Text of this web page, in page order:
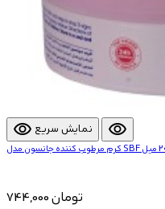
visibility نمایش سریع visibility
744,000 تومان